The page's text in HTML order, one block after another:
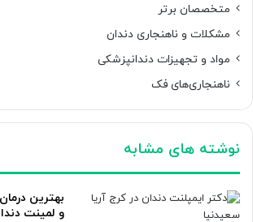
متخصصان برتر
مشکلات و ناهنجاری دندان
مواد و تجهیزات دندانپزشکی
ناهنجاری‌های فک
نوشته های مشابه
بهترین
و لمینت